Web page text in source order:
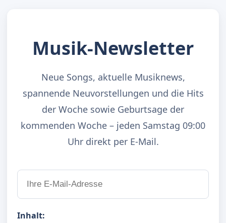
Musik-Newsletter
Neue Songs, aktuelle Musiknews,
spannende Neuvorstellungen und die Hits
der Woche sowie Geburtsage der
kommenden Woche – jeden Samstag 09:00
Uhr direkt per E-Mail.
Inhalt: